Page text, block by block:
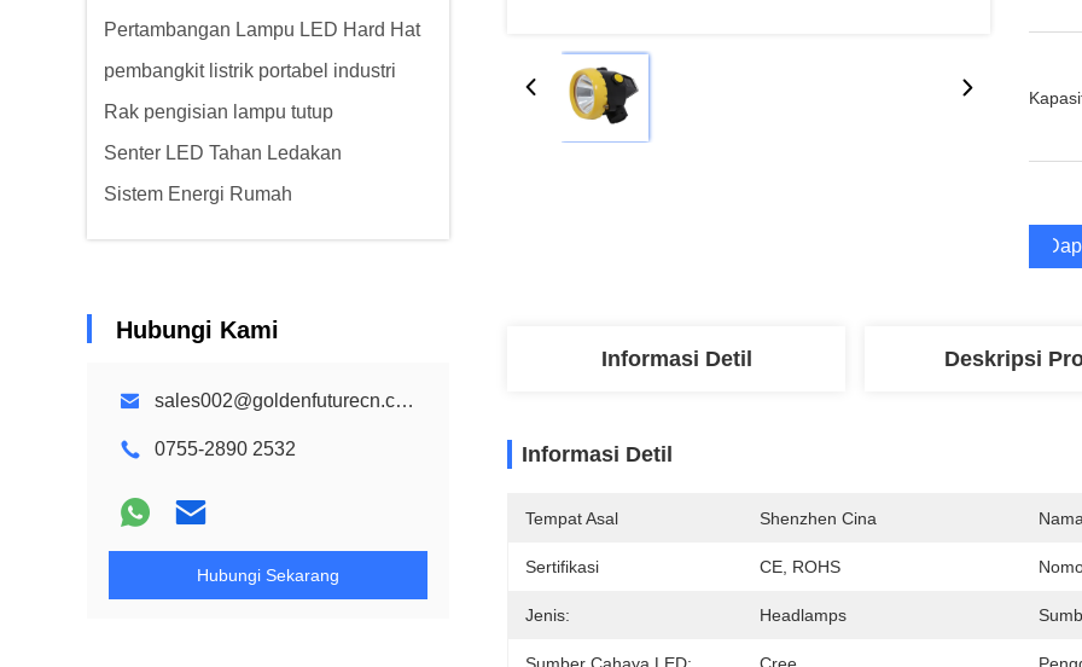
Pertambangan Lampu LED Hard Hat
pembangkit listrik portabel industri
Rak pengisian lampu tutup
Senter LED Tahan Ledakan
Sistem Energi Rumah
Hubungi Kami
sales002@goldenfuturecn.com
0755-2890 2532
Hubungi Sekarang
Informasi Detil Deskripsi
Informasi Detil
Tempat Asal Shenzhen Cina
Sertifikasi CE, ROHS
Jenis: Headlamps